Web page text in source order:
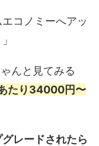
コノミーへアッ
んと見てみる
たり34000円〜
レードされたら